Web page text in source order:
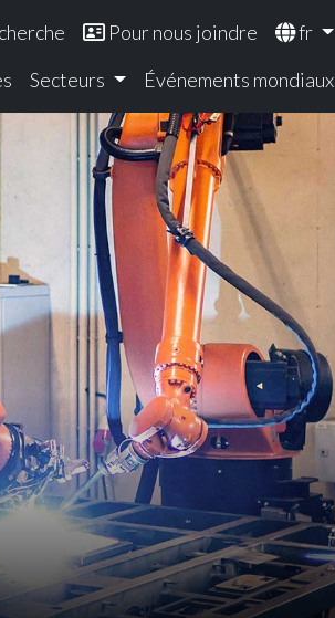
Pour nous joindre
fr
Secteurs Événements mondiaux